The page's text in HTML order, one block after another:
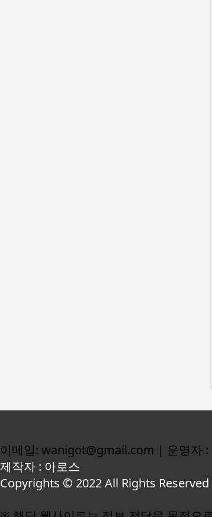
이메일: wanigot@gmail.com | 운영자 :
제작자 : 아로스
Copyrights © 2022 All Rights Reserved